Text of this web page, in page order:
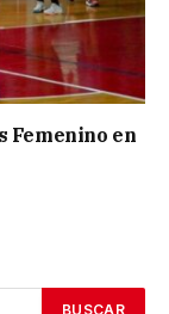
Femenino en